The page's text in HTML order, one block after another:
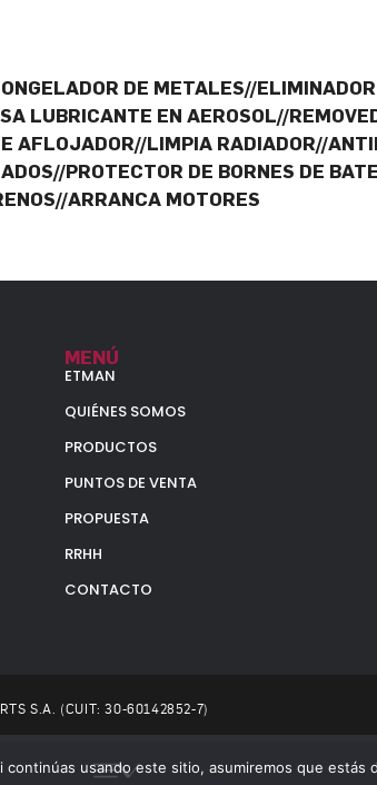
DE METALES//
LUBRICANTE EN AEROSOL//
AFLOJADOR//LIMPIA RADIADOR//
PROTECTOR DE BORNES DE
ARRANCA MOTORES
MENÚ
ETMAN
QUIÉNES SOMOS
PRODUCTOS
PUNTOS DE VENTA
PROPUESTA
RRHH
CONTACTO
S.A. (CUIT: 30-60142852-7)
usando este sitio, asumiremos que estás